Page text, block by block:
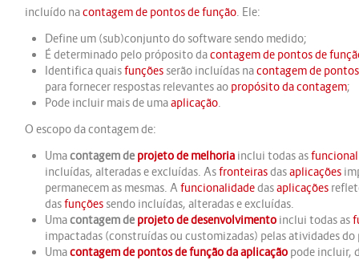
incluído nacontagem de pontos de função. Ele:
Define um (sub)conjunto do software sendo medido;
É determinado pelo próposito dacontagem de pontos de
Identifica quaisfunçõesserão incluídas nacontagem de
para fornecer respostas relevantes ao propósito da contagem;
Pode incluir mais de umaaplicação.
O escopo da contagem de:
Umacontagem de projeto de melhoriainclui todas as
incluídas, alteradas e excluídas. Asfronteirasdasaplicações
permanecem as mesmas. Afuncionalidadedasaplicações
dasfunçõessendo incluídas, alteradas e excluídas.
Umacontagem de projeto de desenvolvimentoinclui todas as
impactadas (construídas ou customizadas) pelas atividades
Umacontagem de pontos de função da aplicaçãopode incluir,